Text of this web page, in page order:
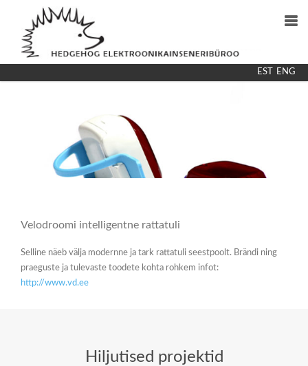
OSKUSED
EST ENG
Velodroomi intelligentne rattatuli
Selline näeb välja modernne ja tark rattatuli seestpoolt. Brändi ning
praeguste ja tulevaste toodete kohta rohkem infot:
http://www.vd.ee
Hiljutised projektid